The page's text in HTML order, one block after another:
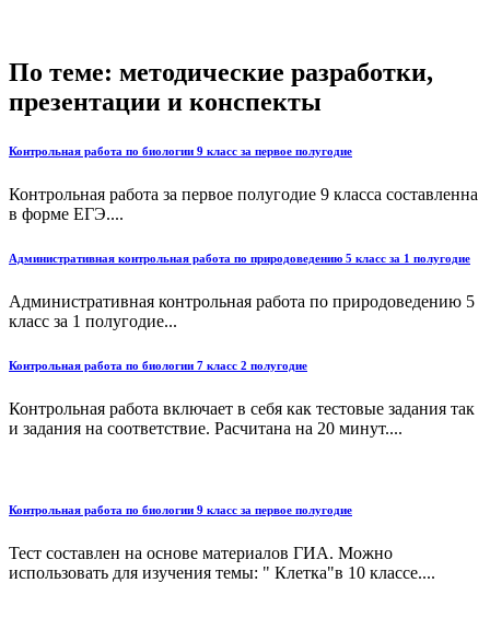
По теме: методические разработки,
презентации и конспекты
Контрольная работа по биологии 9 класс за первое полугодие
Контрольная работа за первое полугодие 9 класса составленна
в форме ЕГЭ....
Административная контрольная работа по природоведению 5 класс за 1 полугодие
Административная контрольная работа по природоведению 5
класс за 1 полугодие...
Контрольная работа по биологии 7 класс 2 полугодие
Контрольная работа включает в себя как тестовые задания так
и задания на соответствие. Расчитана на 20 минут....
Контрольная работа по биологии 9 класс за первое полугодие
Тест составлен на основе материалов ГИА. Можно
использовать для изучения темы: " Клетка"в 10 классе....